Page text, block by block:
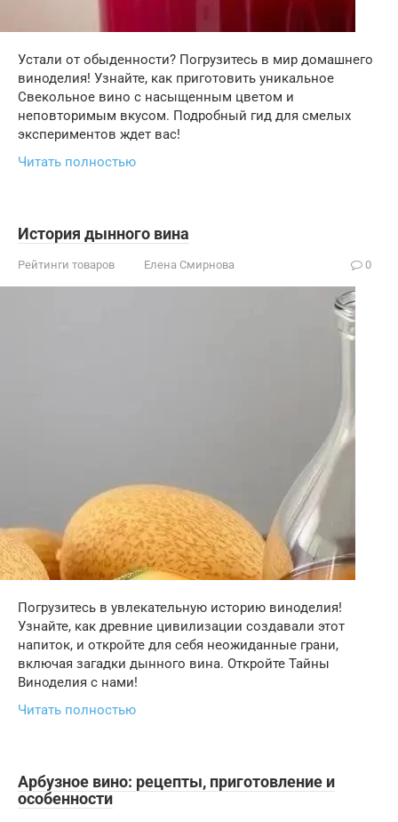
Устали от обыденности? Погрузитесь в мир домашнего
виноделия! Узнайте, как приготовить уникальное
Свекольное вино с насыщенным цветом и
неповторимым вкусом. Подробный гид для смелых
экспериментов ждет вас!
Читать полностью
История дынного вина
Рейтинги товаров Елена Смирнова 0
Погрузитесь в увлекательную историю виноделия!
Узнайте, как древние цивилизации создавали этот
напиток, и откройте для себя неожиданные грани,
включая загадки дынного вина. Откройте Тайны
Виноделия с нами!
Читать полностью
Арбузное вино: рецепты, приготовление и
особенности